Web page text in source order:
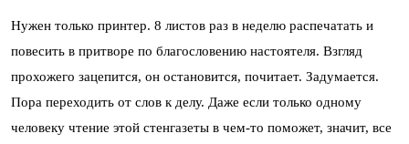
Нужен только принтер. 8 листов раз в неделю распечатать и
повесить в притворе по благословению настоятеля. Взгляд
прохожего зацепится, он остановится, почитает. Задумается.
Пора переходить от слов к делу. Даже если только одному
человеку чтение этой стенгазеты в чем-то поможет, значит, все